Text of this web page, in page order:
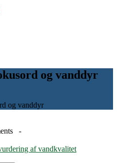
og vanddyr
og vanddyr
-
af vandkvalitet